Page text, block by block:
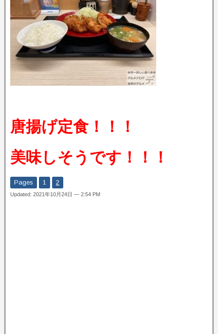
唐揚げ定食！！！
美味しそうです！！！
Pages 1 2
Updated: 2021年10月24日 — 2:54 PM